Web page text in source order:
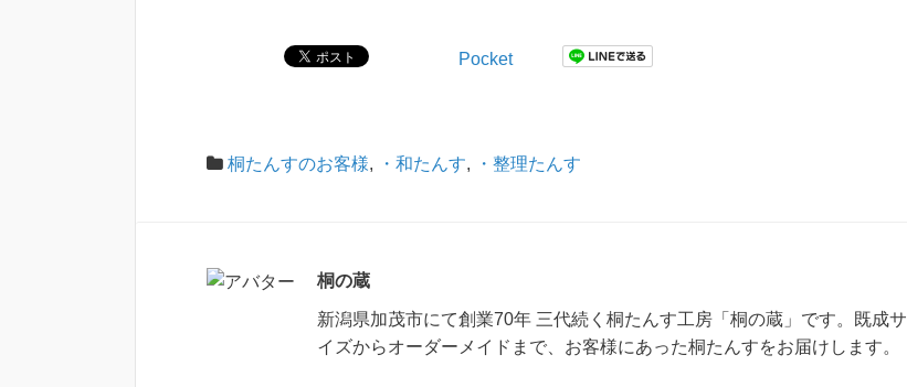
Pocket
桐たんすのお客様, ・和たんす, ・整理たんす
桐の蔵
新潟県加茂市にて創業70年 三代続く桐たんす工房「桐の蔵」です。既成サ
イズからオーダーメイドまで、お客様にあった桐たんすをお届けします。